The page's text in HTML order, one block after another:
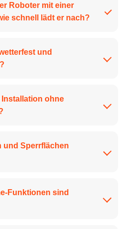
Roboter mit einer
schnell lädt er nach?
und
ohne
und Sperrflächen
Funktionen sind